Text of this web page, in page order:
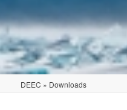
DEEC » Downloads